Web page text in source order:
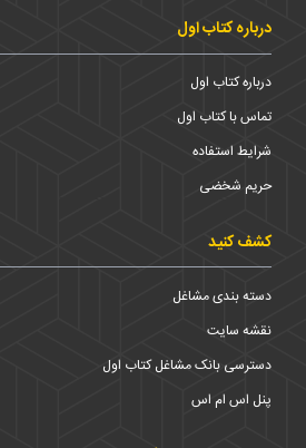
درباره کتاب اول
درباره کتاب اول
تماس با کتاب اول
شرایط استفاده
حریم شخضی
کشف کنید
دسته بندی مشاغل
نقشه سایت
دسترسی بانک مشاغل کتاب اول
پنل اس ام اس